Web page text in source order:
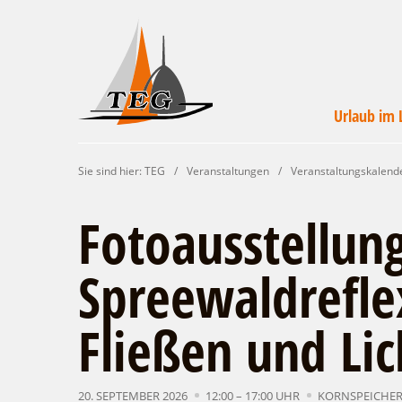
Urlaub im
Urlaub
Leichhardt Land
finden
Sie sind hier:TEG / Veranstaltungen /
Fließen und
20. SEPTEMBER 2026 12:00 – 17:00 UHR